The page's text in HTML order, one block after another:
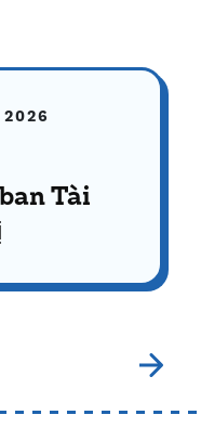
2026
Tài